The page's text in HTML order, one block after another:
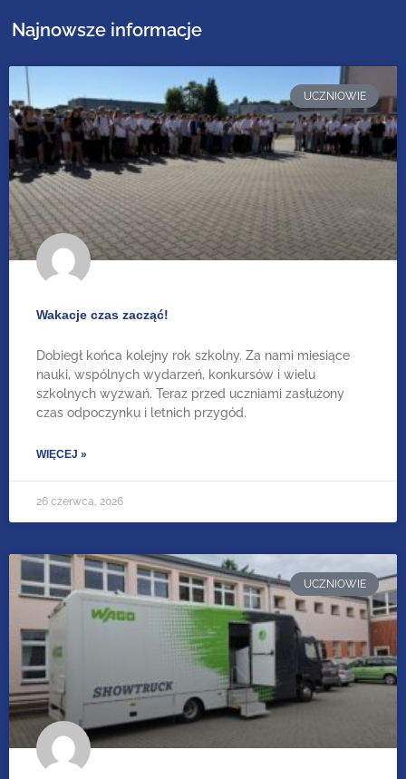
Najnowsze informacje
UCZNIOWIE
Wakacje czas zacząć!
Dobiegł końca kolejny rok szkolny. Za nami miesiące
nauki, wspólnych wydarzeń, konkursów i wielu
szkolnych wyzwań. Teraz przed uczniami zasłużony
czas odpoczynku i letnich przygód.
WIĘCEJ »
26 czerwca, 2026
UCZNIOWIE